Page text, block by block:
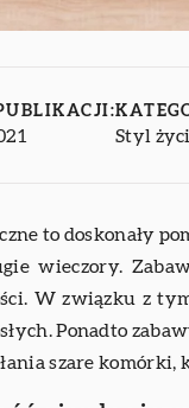
Styl
to doskonały
wieczory.
W związku z
Ponadto
szare